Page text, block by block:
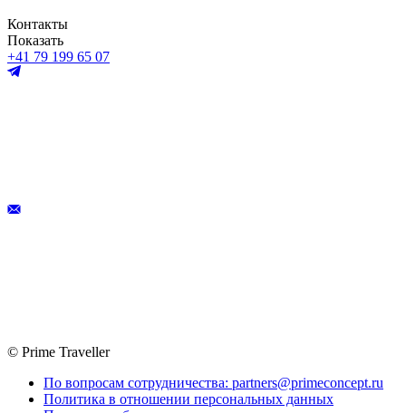
Контакты
Показать
+41 79 199 65 07
© Prime Traveller
По вопросам сотрудничества: partners@primeconcept.ru
Политика в отношении персональных данных